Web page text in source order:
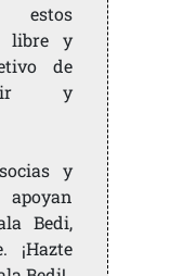
estos
libre y
de
y
y
Bedi,
¡Hazte